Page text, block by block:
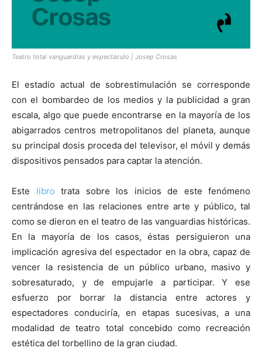
Teatro total vanguardias y espectáculo | Josep Crosas
El estadio actual de sobrestimulación se corresponde
con el bombardeo de los medios y la publicidad a gran
escala, algo que puede encontrarse en la mayoría de los
abigarrados centros metropolitanos del planeta, aunque
su principal dosis proceda del televisor, el móvil y demás
dispositivos pensados para captar la atención.
Este libro trata sobre los inicios de este fenómeno
centrándose en las relaciones entre arte y público, tal
como se dieron en el teatro de las vanguardias históricas.
En la mayoría de los casos, éstas persiguieron una
implicación agresiva del espectador en la obra, capaz de
vencer la resistencia de un público urbano, masivo y
sobresaturado, y de empujarle a participar. Y ese
esfuerzo por borrar la distancia entre actores y
espectadores conduciría, en etapas sucesivas, a una
modalidad de teatro total concebido como recreación
estética del torbellino de la gran ciudad.